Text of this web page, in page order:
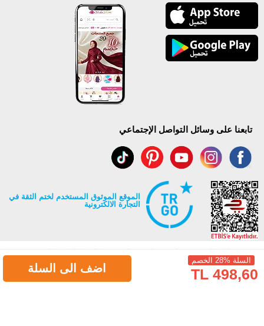
السلة %28 الخصم
498,60 TL اضف الى السلة
تابعنا على وسائل التواصل الإجتماعي
الموقع الموثوق المستخدم لختم الثقة في
التجارة الالكترونية
جميع حقوق Modaselvim محفوظة ©2026